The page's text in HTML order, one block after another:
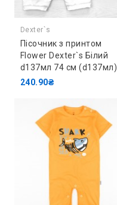
Dexter`s
Пісочник з принтом
Flower Dexter`s Білий
d137мл 74 см (d137мл)
240.90₴